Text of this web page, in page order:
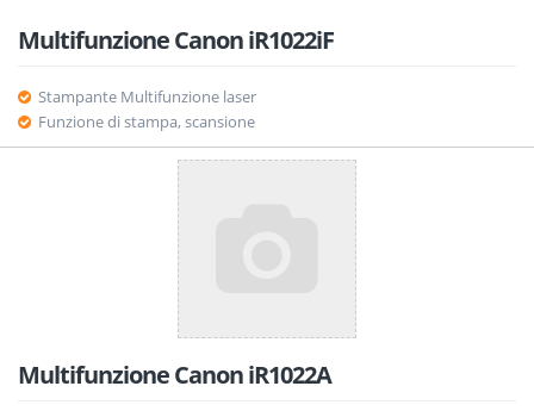
Multifunzione Canon iR1022iF
Stampante Multifunzione laser
Funzione di stampa, scansione
Multifunzione Canon iR1022A